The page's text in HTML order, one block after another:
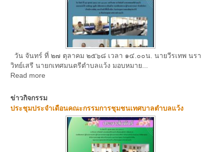
วัน จันทร์ ที่ ๒๗ ตุลาคม ๒๕๖๘ เวลา ๑๔.๐๐น. นายวีรเทพ นรา
วิทย์เสรี นายกเทศมนตรีตำบลแว้ง มอบหมาย...
Read more
ข่าวกิจกรรม
ประชุมประจำเดือนคณะกรรมการชุมชนเทศบาลตำบลแว้ง